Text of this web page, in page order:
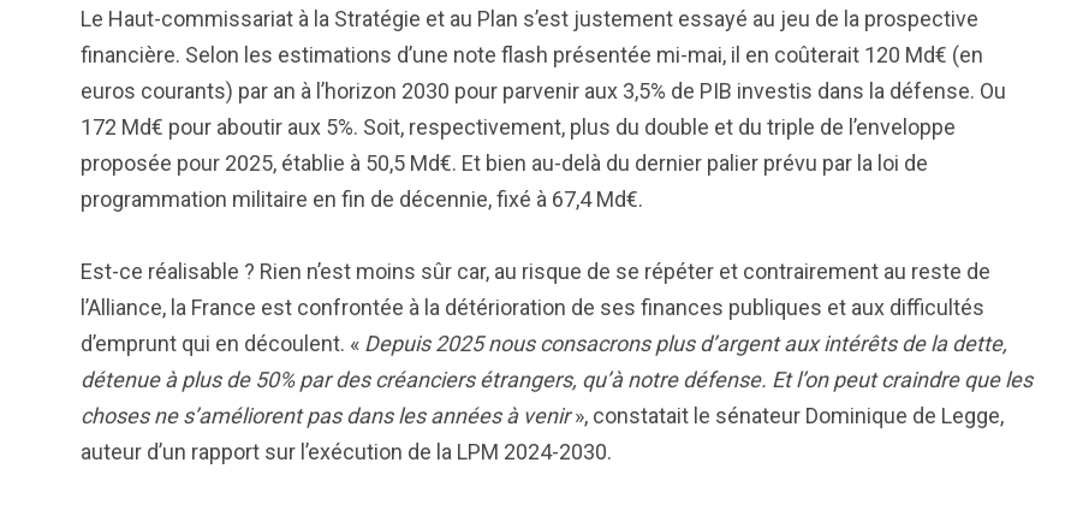
Le Haut-commissariat à la Stratégie et au Plan s’est justement essayé au jeu de la prospective
financière. Selon les estimations d’une note flash présentée mi-mai, il en coûterait 120 Md€ (en
euros courants) par an à l’horizon 2030 pour parvenir aux 3,5% de PIB investis dans la défense. Ou
172 Md€ pour aboutir aux 5%. Soit, respectivement, plus du double et du triple de l’enveloppe
proposée pour 2025, établie à 50,5 Md€. Et bien au-delà du dernier palier prévu par la loi de
programmation militaire en fin de décennie, fixé à 67,4 Md€.
Est-ce réalisable ? Rien n’est moins sûr car, au risque de se répéter et contrairement au reste de
l’Alliance, la France est confrontée à la détérioration de ses finances publiques et aux difficultés
d’emprunt qui en découlent. « Depuis 2025 nous consacrons plus d’argent aux intérêts de la dette,
détenue à plus de 50% par des créanciers étrangers, qu’à notre défense. Et l’on peut craindre que les
choses ne s’améliorent pas dans les années à venir», constatait le sénateur Dominique de Legge,
auteur d’un rapport sur l’exécution de la LPM 2024-2030.